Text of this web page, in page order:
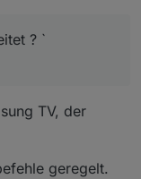
? `
TV, der
geregelt.